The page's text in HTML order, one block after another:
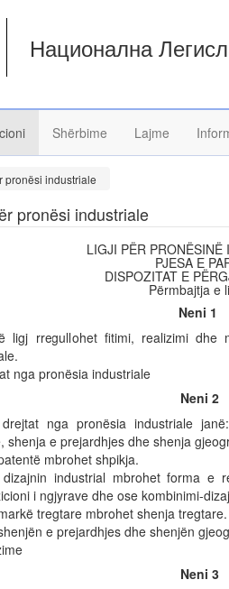
Национална
Shërbime Lajme
pronësi industriale
pronësi industriale
LIGJI PËR PRONËSINË
PJESA E
DISPOZITAT E
Përmbajtja e
Neni 1
ligj rregullohet fitimi, realizimi dhe
nga pronësia industriale
Neni 2
nga pronësia industriale
shenja e prejardhjes dhe shenja
mbrohet shpikja.
industrial mbrohet forma e
i ngjyrave dhe ose kombinimi-
tregtare mbrohet shenja tregtare.
e prejardhjes dhe shenjën
Neni 3